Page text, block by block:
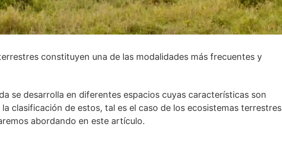
constituyen una de las modalidades más frecuentes y
se desarrolla en diferentes espacios cuyas características son
clasificación de estos, tal es el caso de los ecosistemas terrestres
abordando en este artículo.